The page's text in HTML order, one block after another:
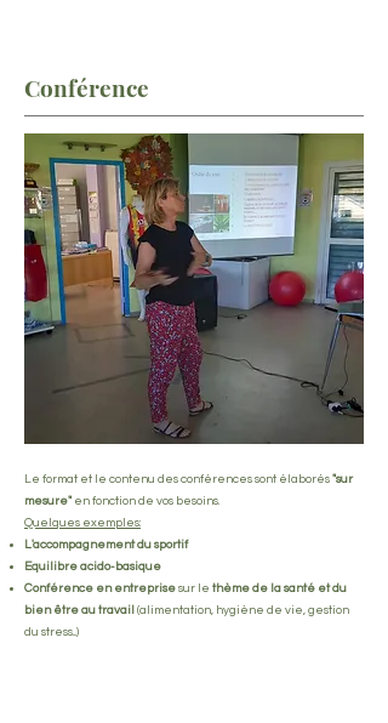
Conférence
Le format et le contenu des conférences sont élaborés "sur
mesure" en fonction de vos besoins.
Quelques exemples:
L'accompagnement du sportif
Equilibre acido-basique
Conférence en entreprise sur le thème de la santé et du
bien être au travail (alimentation, hygiène de vie, gestion
du stress...)